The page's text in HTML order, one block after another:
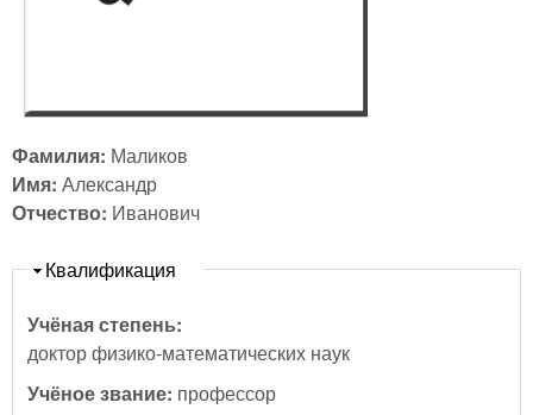
Фамилия: Маликов
Имя: Александр
Отчество: Иванович
Скрыть
Квалификация
Учёная степень:
доктор физико-математических наук
Учёное звание: профессор